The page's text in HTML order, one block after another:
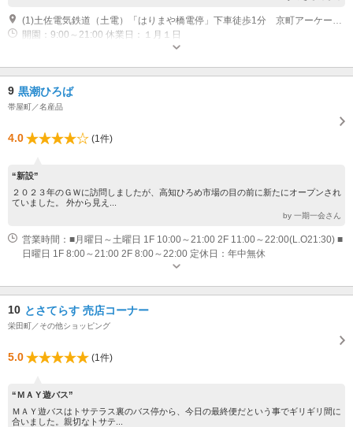
(1)土佐電気鉄道（土電）「はりまや橋電停」下車徒歩1分 京町アーケード内
開園：9:00～21:00 休業日：１月１日
9 黒潮ひろば
帯屋町／名産品
4.0 (1件)
“新設”
２０２３年のＧＷに訪問しましたが、高知ひろめ市場の目の前に新たにオープンされ
ていました。 外から見え...
by 一期一会さん
営業時間：■月曜日～土曜日 1F 10:00～21:00 2F 11:00～22:00(L.O21:30) ■
日曜日 1F 8:00～21:00 2F 8:00～22:00 定休日：年中無休
10 とさてらす 売店コーナー
栄田町／その他ショッピング
5.0 (1件)
“ＭＡＹ遊バス”
ＭＡＹ遊バスはトサテラス裏のバス停から、今日の最終便だという事でギリギリ間に
合いました。親切なトサテ...